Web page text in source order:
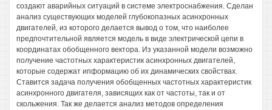
создают аварийных ситуаций в системе электроснабжения. Сделан
анализ существующих моделей глубокопазных асинхронных
двигателей, из которого делается вывод о том, что наиболее
предпочтительной является модель в виде электрической цепи в
координатах обобщенного вектора. Из указанной модели возможно
получение частотных характеристик асинхронных двигателей,
которые содержат ипформацию об их динамических свойствах.
Ставится задача получения обобщенных частотных характеристик
асинхронного двигателя, зависящих как от частоты, так и от
скольжения. Так же делается анализ методов определения